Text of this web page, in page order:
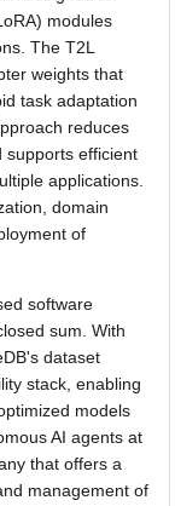
modules
The T2L
weights that
task adaptation
reduces
supports efficient
applications.
domain
of
software
sum. With
dataset
stack, enabling
models
AI agents at
that offers a
management of